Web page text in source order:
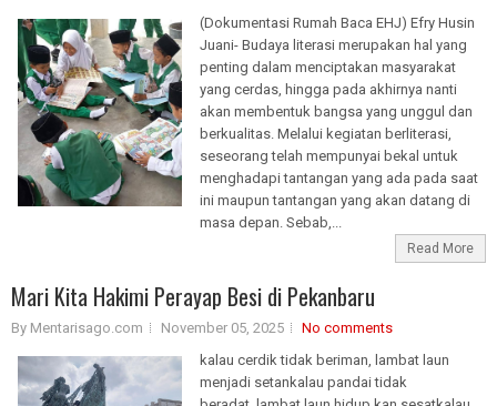
(Dokumentasi Rumah Baca EHJ) Efry Husin
Juani- Budaya literasi merupakan hal yang
penting dalam menciptakan masyarakat
yang cerdas, hingga pada akhirnya nanti
akan membentuk bangsa yang unggul dan
berkualitas. Melalui kegiatan berliterasi,
seseorang telah mempunyai bekal untuk
menghadapi tantangan yang ada pada saat
ini maupun tantangan yang akan datang di
masa depan. Sebab,...
Read More
Mari Kita Hakimi Perayap Besi di Pekanbaru
By Mentarisago.com November 05, 2025
No comments
kalau cerdik tidak beriman, lambat laun
menjadi setankalau pandai tidak